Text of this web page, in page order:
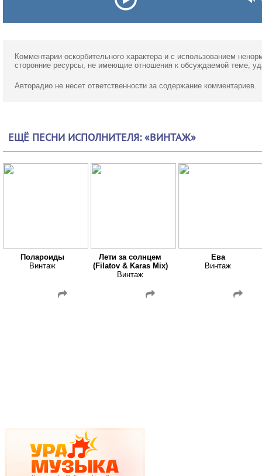
Комментарии оскорбительного характера и с использованием
сторонние ресурсы, не имеющие отношения к обсуждаемой теме,
Авторадио не несет ответственности за содержание комментариев.
ЕЩЁ ПЕСНИ ИСПОЛНИТЕЛЯ: «ВИНТАЖ»
Полароиды
Винтаж
Лети за солнцем
(Filatov & Karas Mix)
Винтаж
Ева
Винтаж